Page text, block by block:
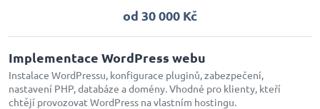
od 30 000 Kč
Implementace WordPress webu
Instalace WordPressu, konfigurace pluginů, zabezpečení,
nastavení PHP, databáze a domény. Vhodné pro klienty, kteří
chtějí provozovat WordPress na vlastním hostingu.